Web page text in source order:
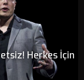
Herkes İçin